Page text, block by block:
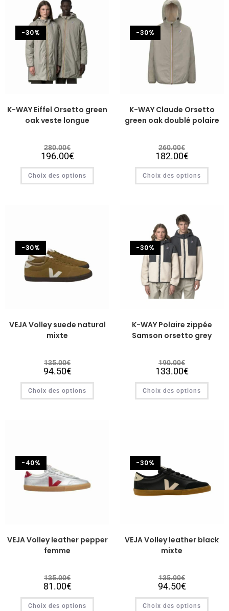
-30%
K-WAY Eiffel Orsetto green
oak veste longue
280.00€
196.00€
Choix des options
-30%
K-WAY Claude Orsetto
green oak doublé polaire
260.00€
182.00€
Choix des options
-30%
VEJA Volley suede natural
mixte
135.00€
94.50€
Choix des options
-30%
K-WAY Polaire zippée
Samson orsetto grey
190.00€
133.00€
Choix des options
-40%
VEJA Volley leather pepper
femme
135.00€
81.00€
Choix des options
-30%
VEJA Volley leather black
mixte
135.00€
94.50€
Choix des options